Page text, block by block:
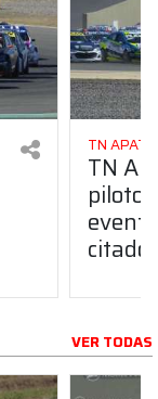
TN APAT
TN
piloto
citado
VER TODAS